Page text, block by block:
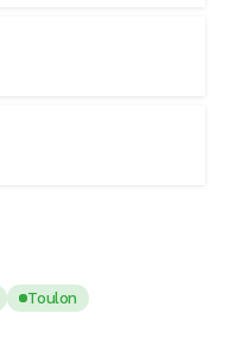
Toulon